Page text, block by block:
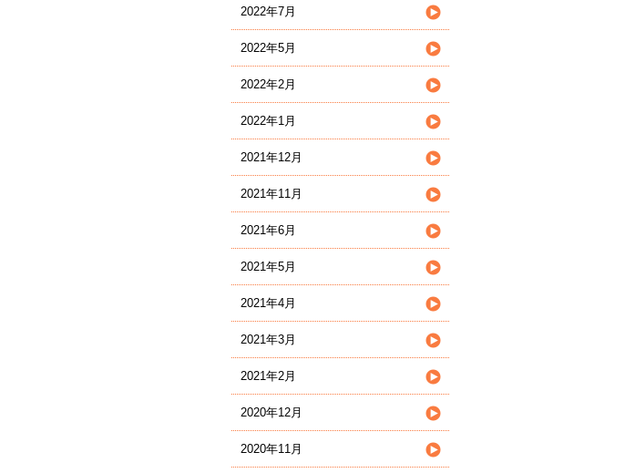
2022年7月
2022年5月
2022年2月
2022年1月
2021年12月
2021年11月
2021年6月
2021年5月
2021年4月
2021年3月
2021年2月
2020年12月
2020年11月